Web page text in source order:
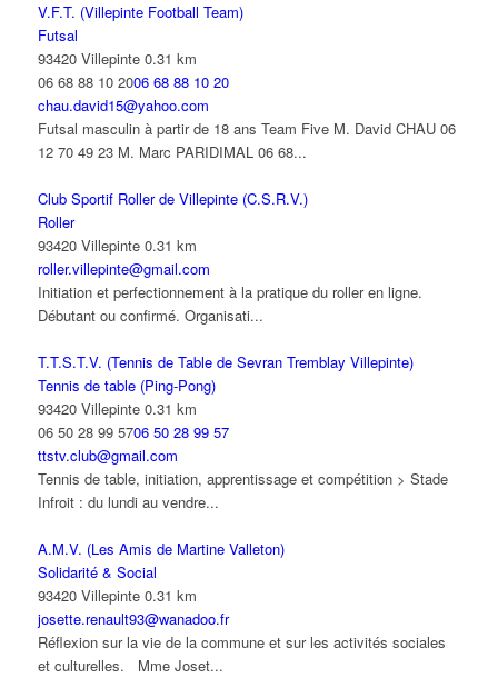
V.F.T. (Villepinte Football Team)
Futsal
93420 Villepinte 0.31 km
06 68 88 10 2006 68 88 10 20
chau.david15@yahoo.com
Futsal masculin à partir de 18 ans Team Five M. David CHAU 06
12 70 49 23 M. Marc PARIDIMAL 06 68...
Club Sportif Roller de Villepinte (C.S.R.V.)
Roller
93420 Villepinte 0.31 km
roller.villepinte@gmail.com
Initiation et perfectionnement à la pratique du roller en ligne.
Débutant ou confirmé. Organisati...
T.T.S.T.V. (Tennis de Table de Sevran Tremblay Villepinte)
Tennis de table (Ping-Pong)
93420 Villepinte 0.31 km
06 50 28 99 5706 50 28 99 57
ttstv.club@gmail.com
Tennis de table, initiation, apprentissage et compétition > Stade
Infroit : du lundi au vendre...
A.M.V. (Les Amis de Martine Valleton)
Solidarité & Social
93420 Villepinte 0.31 km
josette.renault93@wanadoo.fr
Réflexion sur la vie de la commune et sur les activités sociales
et culturelles. Mme Joset...